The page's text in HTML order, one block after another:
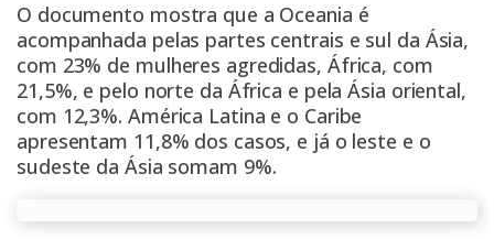
O documento mostra que a Oceania é
acompanhada pelas partes centrais e sul da Ásia,
com 23% de mulheres agredidas, África, com
21,5%, e pelo norte da África e pela Ásia oriental,
com 12,3%. América Latina e o Caribe
apresentam 11,8% dos casos, e já o leste e o
sudeste da Ásia somam 9%.